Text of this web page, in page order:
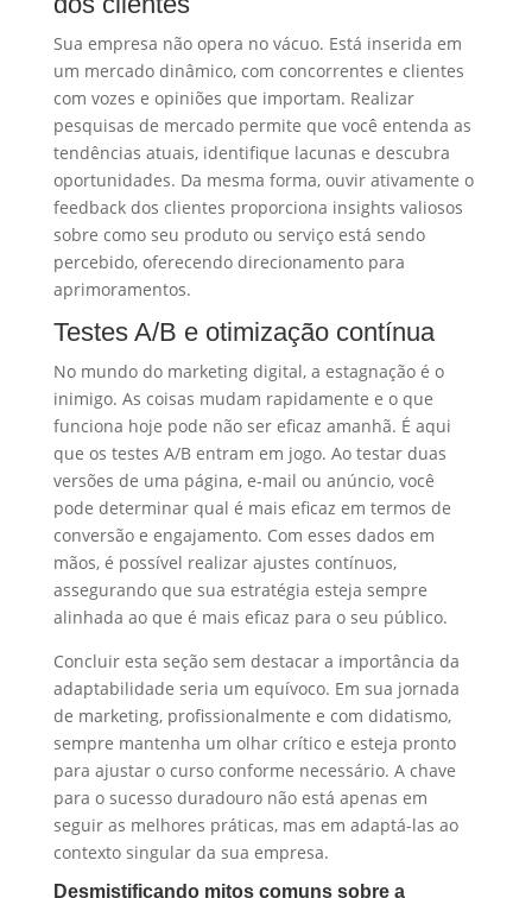
Sua empresa não opera no vácuo. Está inserida em
um mercado dinâmico, com concorrentes e clientes
com vozes e opiniões que importam. Realizar
pesquisas de mercado permite que você entenda as
tendências atuais, identifique lacunas e descubra
oportunidades. Da mesma forma, ouvir ativamente o
feedback dos clientes proporciona insights valiosos
sobre como seu produto ou serviço está sendo
percebido, oferecendo direcionamento para
aprimoramentos.
Testes A/B e otimização contínua
No mundo do marketing digital, a estagnação é o
inimigo. As coisas mudam rapidamente e o que
funciona hoje pode não ser eficaz amanhã. É aqui
que os testes A/B entram em jogo. Ao testar duas
versões de uma página, e-mail ou anúncio, você
pode determinar qual é mais eficaz em termos de
conversão e engajamento. Com esses dados em
mãos, é possível realizar ajustes contínuos,
assegurando que sua estratégia esteja sempre
alinhada ao que é mais eficaz para o seu público.
Concluir esta seção sem destacar a importância da
adaptabilidade seria um equívoco. Em sua jornada
de marketing, profissionalmente e com didatismo,
sempre mantenha um olhar crítico e esteja pronto
para ajustar o curso conforme necessário. A chave
para o sucesso duradouro não está apenas em
seguir as melhores práticas, mas em adaptá-las ao
contexto singular da sua empresa.
Desmistificando mitos comuns sobre a